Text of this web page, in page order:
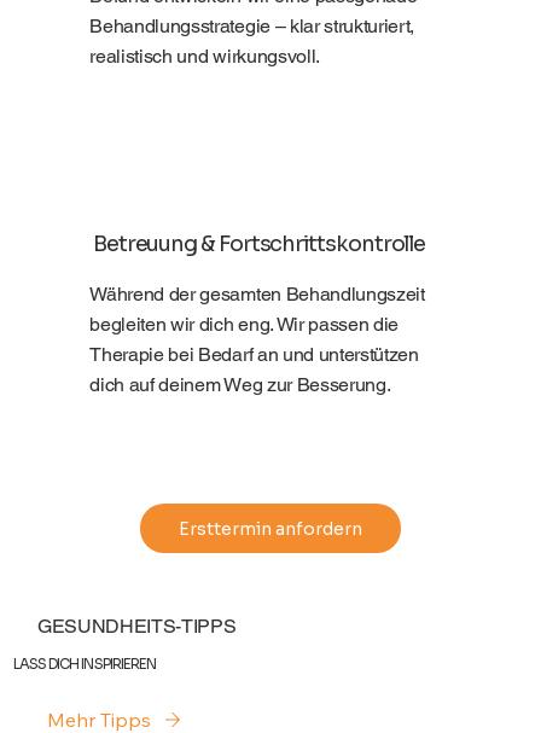
Behandlungsstrategie – klar strukturiert,
realistisch und wirkungsvoll.
Betreuung & Fortschrittskontrolle
Während der gesamten Behandlungszeit
begleiten wir dich eng. Wir passen die
Therapie bei Bedarf an und unterstützen
dich auf deinem Weg zur Besserung.
Ersttermin anfordern
GESUNDHEITS-TIPPS
LASS DICH INSPIRIEREN
Mehr Tipps